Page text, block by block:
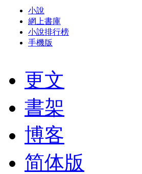
小說
網上書庫
小說排行榜
手機版
更文
書架
博客
简体版